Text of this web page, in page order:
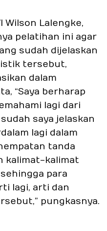
Wilson Lalengke,
pelatihan ini agar
sudah dijelaskan
tersebut,
dalam
“Saya berharap
lagi dari
saya jelaskan
lagi dalam
tanda
kalimat-kalimat
para
lagi, arti dan
pungkasnya.